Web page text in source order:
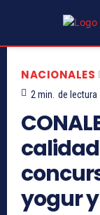
NACIONALES
2 min. de lectura
yogur